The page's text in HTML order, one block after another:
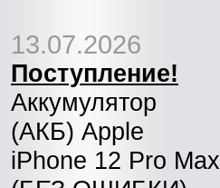
13.07.2026
Поступление!
Аккумулятор
(АКБ) Apple
iPhone 12 Pro Max